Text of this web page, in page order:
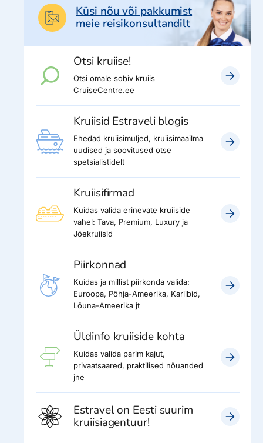
Küsi nõu või pakkumist
meie reisikonsultandilt
Otsi kruiise!
Otsi omale sobiv kruiis
CruiseCentre.ee
Kruiisid Estraveli blogis
Ehedad kruiisimuljed, kruiisimaailma
uudised ja soovitused otse
spetsialistidelt
Kruiisifirmad
Kuidas valida erinevate kruiiside
vahel: Tava, Premium, Luxury ja
Jõekruiisid
Piirkonnad
Kuidas ja millist piirkonda valida:
Euroopa, Põhja-Ameerika, Kariibid,
Lõuna-Ameerika jt
Üldinfo kruiiside kohta
Kuidas valida parim kajut,
privaatsaared, praktilised nõuanded
jne
Estravel on Eesti suurim
kruiisiagentuur!